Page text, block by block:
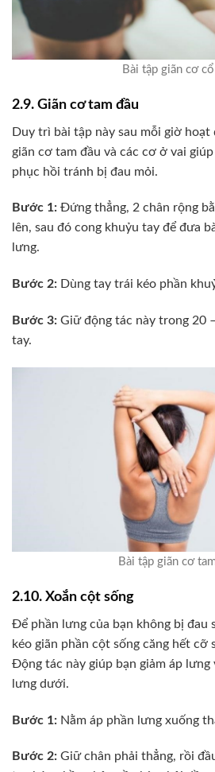
Bài tập giãn cơ
2.9. Giãn cơ tam đầu
Duy trì bài tập này sau mỗi giờ
giãn cơ tam đầu và các cơ ở vai
phục hồi tránh bị đau mỏi.
Bước 1: Đứng thẳng, 2 chân rộng
lên, sau đó cong khuỷu tay để đưa
lưng.
Bước 2: Dùng tay trái kéo phần
Bước 3: Giữ động tác này trong 20
tay.
Bài tập giãn cơ
2.10. Xoắn cột sống
Để phần lưng của bạn không bị đau
kéo giãn phần cột sống căng hết cỡ
Động tác này giúp bạn giảm áp
lưng dưới.
Bước 1: Nằm áp phần lưng xuống
Bước 2: Giữ chân phải thẳng, rồi